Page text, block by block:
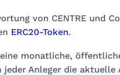
von CENTRE und
ERC20-Token.
monatliche,
Anleger die aktuelle